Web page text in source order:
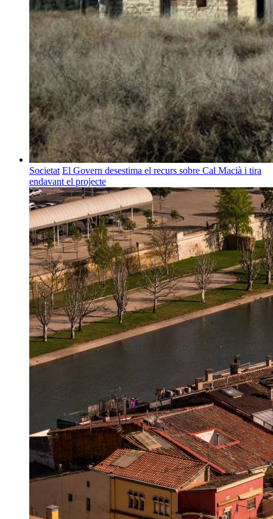
Societat El Govern desestima el recurs sobre Cal Macià i tira
endavant el projecte